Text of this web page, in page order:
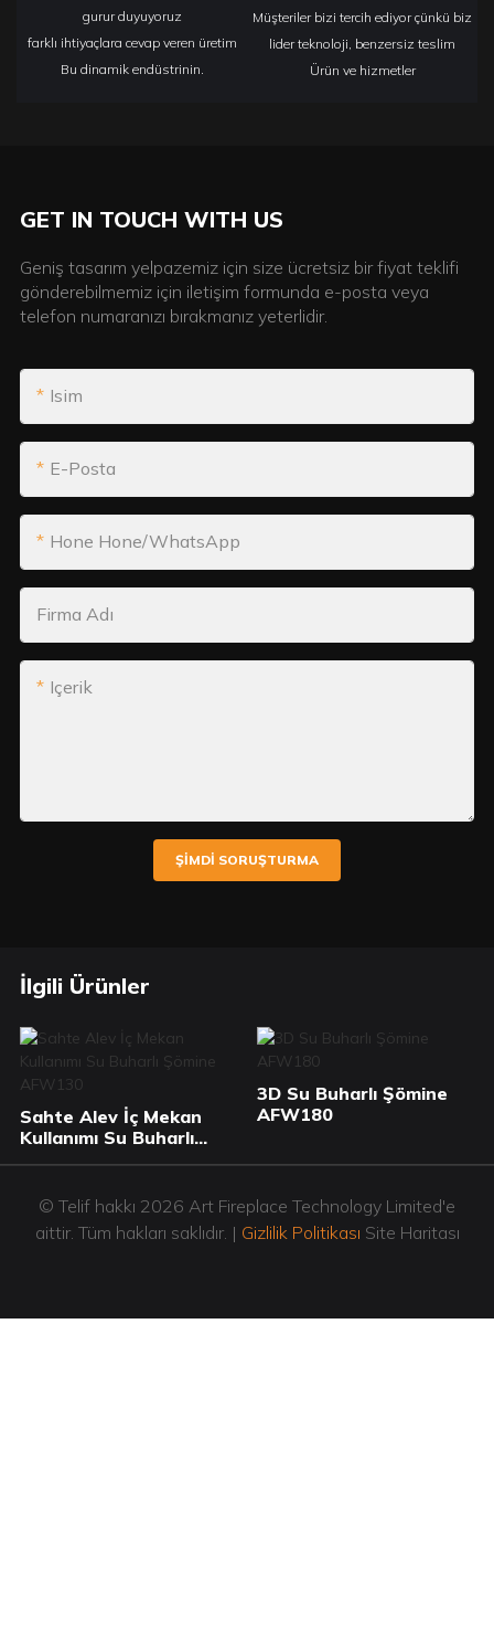
gurur duyuyoruz
farklı ihtiyaçlara cevap veren üretim
Bu dinamik endüstrinin.
Müşteriler bizi tercih ediyor çünkü biz
lider teknoloji, benzersiz teslim
Ürün ve hizmetler
GET IN TOUCH WITH US
Geniş tasarım yelpazemiz için size ücretsiz bir fiyat teklifi
gönderebilmemiz için iletişim formunda e-posta veya
telefon numaranızı bırakmanız yeterlidir.
Isim
E-Posta
Hone Hone/WhatsApp
Firma Adı
Içerik
ŞIMDI SORUŞTURMA
İlgili Ürünler
Sahte Alev İç Mekan
Kullanımı Su Buharlı
3D Su Buharlı Şömine
AFW180
© Telif hakkı 2026 Art Fireplace Technology Limited'e
aittir. Tüm hakları saklıdır. | Gizlilik Politikası Site Haritası